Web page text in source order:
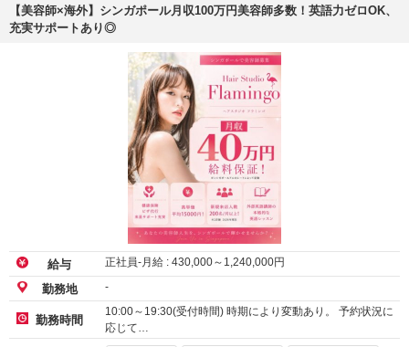
【美容師×海外】シンガポール月収100万円美容師多数！英語力ゼロOK、
充実サポートあり◎
給与 正社員-月給 : 430,000～ 1,240,000円
勤務地 -
勤務時間
10:00～19:30(受付時間) 時期により変動あり。 予約状況に
応じて…